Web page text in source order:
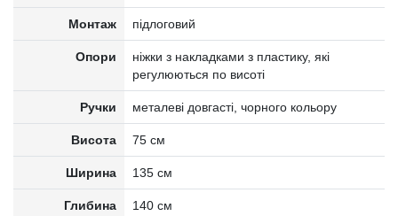
Монтаж підлоговий
Опори
ніжки з накладками з пластику, які
регулюються по висоті
Ручки металеві довгасті, чорного кольору
Висота 75 см
Ширина 135 см
Глибина 140 см